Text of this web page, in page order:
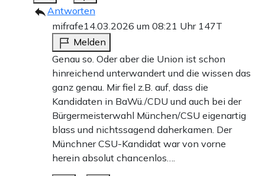
Antworten
mifrafe14.03.2026 um 08:21 Uhr 147T
Melden
Genau so. Oder aber die Union ist schon
hinreichend unterwandert und die wissen das
ganz genau. Mir fiel z.B. auf, dass die
Kandidaten in BaWü./CDU und auch bei der
Bürgermeisterwahl München/CSU eigenartig
blass und nichtssagend daherkamen. Der
Münchner CSU-Kandidat war von vorne
herein absolut chancenlos….